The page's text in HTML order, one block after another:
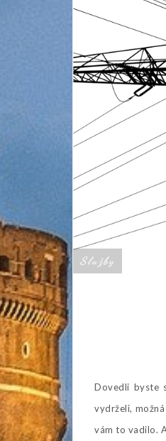
Služby
Dovedli byste
vydrželi,
vám to vadilo.